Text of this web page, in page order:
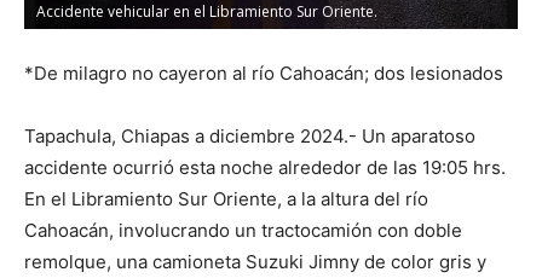
Accidente vehicular en el Libramiento Sur Oriente.
*De milagro no cayeron al río Cahoacán; dos lesionados
Tapachula, Chiapas a diciembre 2024.- Un aparatoso
accidente ocurrió esta noche alrededor de las 19:05 hrs.
En el Libramiento Sur Oriente, a la altura del río
Cahoacán, involucrando un tractocamión con doble
remolque, una camioneta Suzuki Jimny de color gris y